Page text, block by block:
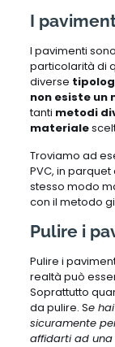
I
I pavimenti
particolarità di
diverse
non esiste un
tanti metodi
materiale
Troviamo ad
PVC, in
stesso modo
con il metodo
Pulire i
Pulire i
realtà può
Soprattutto
da pulire. Se
sicuramente
affidarti ad una